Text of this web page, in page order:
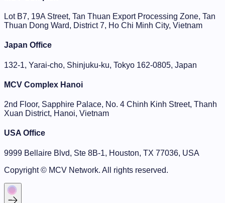
Lot B7, 19A Street, Tan Thuan Export Processing Zone, Tan
Thuan Dong Ward, District 7, Ho Chi Minh City, Vietnam
Japan Office
132-1, Yarai-cho, Shinjuku-ku, Tokyo 162-0805, Japan
MCV Complex Hanoi
2nd Floor, Sapphire Palace, No. 4 Chinh Kinh Street, Thanh
Xuan District, Hanoi, Vietnam
USA Office
9999 Bellaire Blvd, Ste 8B-1, Houston, TX 77036, USA
Copyright © MCV Network. All rights reserved.